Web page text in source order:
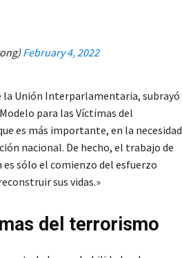
February 4, 2022
la Unión Interparlamentaria, subrayó
para las Víctimas del
es más importante, en la necesidad
nacional. De hecho, el trabajo de
sólo el comienzo del esfuerzo
sus vidas.»
del terrorismo